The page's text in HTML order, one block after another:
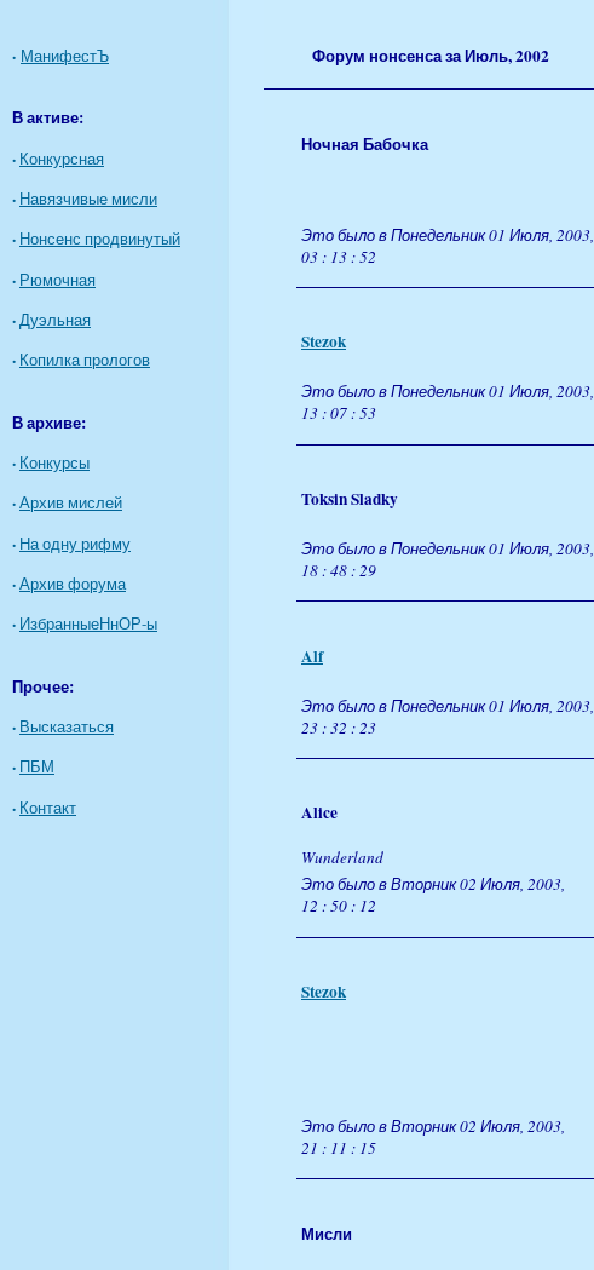
· МанифестЪ
В активе:
· Конкурсная
· Навязчивые мисли
· Нонсенс продвинутый
· Рюмочная
·Дуэльная
· Копилка прологов
В архиве:
· Конкурсы
·Архив мислей
· На одну рифму
·Архив форума
· ИзбранныеНнОР-ы
Прочее:
· Высказаться
· ПБМ
· Контакт
Форум нонсенса за Июль, 2002
Ночная Бабочка
Это было в Понедельник 01 Июля, 2003,
03 : 13 : 52
Stezok
Это было в Понедельник 01 Июля, 2003,
13 : 07 : 53
Toksin Sladky
Это было в Понедельник 01 Июля, 2003,
18 : 48 : 29
Alf
Это было в Понедельник 01 Июля, 2003,
23 : 32 : 23
Alice
Wunderland
Это было в Вторник 02 Июля, 2003,
12 : 50 : 12
Stezok
Это было в Вторник 02 Июля, 2003,
21 : 11 : 15
Мисли